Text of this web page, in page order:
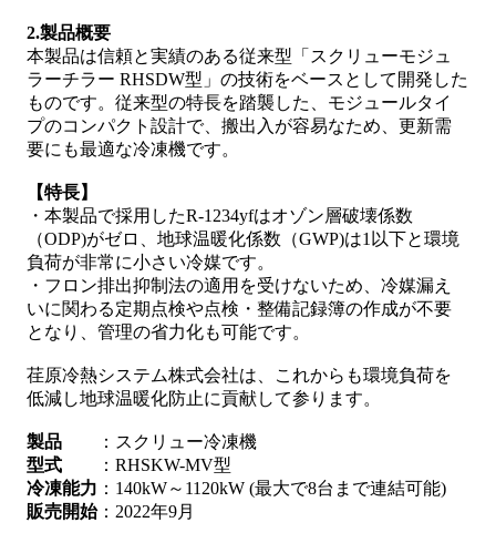
2.製品概要
本製品は信頼と実績のある従来型「スクリューモジュ
ラーチラー RHSDW型」の技術をベースとして開発した
ものです。従来型の特長を踏襲した、モジュールタイ
プのコンパクト設計で、搬出入が容易なため、更新需
要にも最適な冷凍機です。
【特長】
・本製品で採用したR-1234yfはオゾン層破壊係数
（ODP)がゼロ、地球温暖化係数（GWP)は1以下と環境
負荷が非常に小さい冷媒です。
・フロン排出抑制法の適用を受けないため、冷媒漏え
いに関わる定期点検や点検・整備記録簿の作成が不要
となり、管理の省力化も可能です。
荏原冷熱システム株式会社は、これからも環境負荷を
低減し地球温暖化防止に貢献して参ります。
製品 ：スクリュー冷凍機
型式 ：RHSKW-MV型
冷凍能力 ：140kW～1120kW (最大で8台まで連結可能)
販売開始：2022年9月